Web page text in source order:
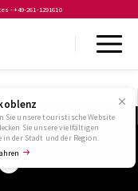
-+49-261-1291610
Sie unsere touristische Website
Sie unsere vielfältigen
in der Stadt und der Region.